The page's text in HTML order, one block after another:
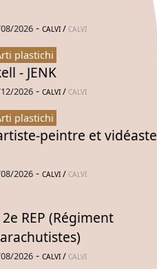
2026 - CALVI / CALVI
plastichi
- JENK
2026 - CALVI / CALVI
plastichi
peintre et vidéaste
2026 - CALVI / CALVI
REP (Régiment
2026 - CALVI / CALVI